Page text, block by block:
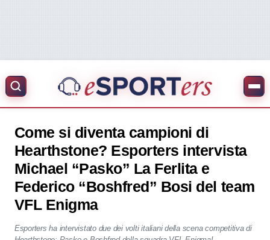
Come si diventa campioni di
Hearthstone? Esporters intervista
Michael “Pasko” La Ferlita e
Federico “Boshfred” Bosi del team
VFL Enigma
Esporters ha intervistato due dei volti italiani della scena competitiva di